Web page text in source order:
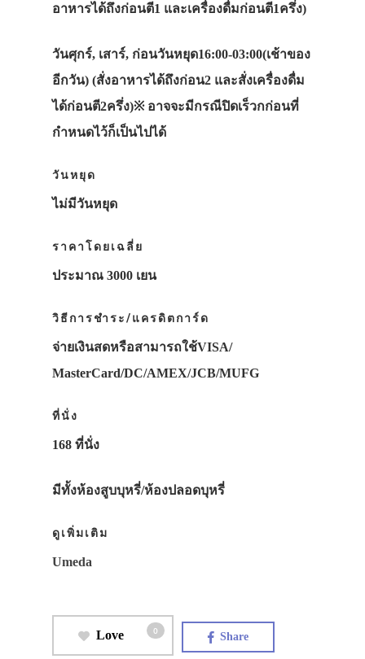
อาหารได้ถึงก่อนตี1 และเครื่องดื่มก่อนตี1ครึ่ง)
วันศุกร์, เสาร์, ก่อนวันหยุด16:00-03:00(เช้าของ
อีกวัน) (สั่งอาหารได้ถึงก่อน2 และสั่งเครื่องดื่ม
ได้ก่อนตี2ครึ่ง)※ อาจจะมีกรณีปิดเร็วกก่อนที่
กำหนดไว้ก็เป็นไปได้
วันหยุด
ไม่มีวันหยุด
ราคาโดยเฉลี่ย
ประมาณ 3000 เยน
วิธีการชำระ/แครดิตการ์ด
จ่ายเงินสดหรือสามารถใช้VISA/
MasterCard/DC/AMEX/JCB/MUFG
ที่นั่ง
168 ที่นั่ง
มีทั้งห้องสูบบุหรี่/ห้องปลอดบุหรี่
ดูเพิ่มเติม
Umeda
Love 0 Share